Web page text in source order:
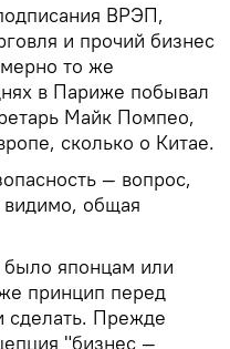
ВРЭП,
и прочий бизнес
то же
в Париже побывал
Майк Помпео,
сколько о Китае.
— вопрос,
видимо, общая
было японцам или
принцип перед
сделать. Прежде
"бизнес —